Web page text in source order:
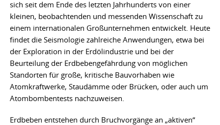
sich seit dem Ende des letzten Jahrhunderts von einer
kleinen, beobachtenden und messenden Wissenschaft zu
einem internationalen Großunternehmen entwickelt. Heute
findet die Seismologie zahlreiche Anwendungen, etwa bei
der Exploration in der Erdölindustrie und bei der
Beurteilung der Erdbebengefährdung von möglichen
Standorten für große, kritische Bauvorhaben wie
Atomkraftwerke, Staudämme oder Brücken, oder auch um
Atombombentests nachzuweisen.
Erdbeben entstehen durch Bruchvorgänge an „aktiven“